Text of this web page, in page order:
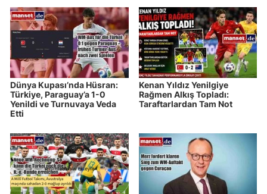
Dünya Kupası’nda Hüsran:
Türkiye, Paraguay’a 1-0
Yenildi ve Turnuvaya Veda
Etti
Kenan Yıldız Yenilgiye
Rağmen Alkış Topladı:
Taraftarlardan Tam Not